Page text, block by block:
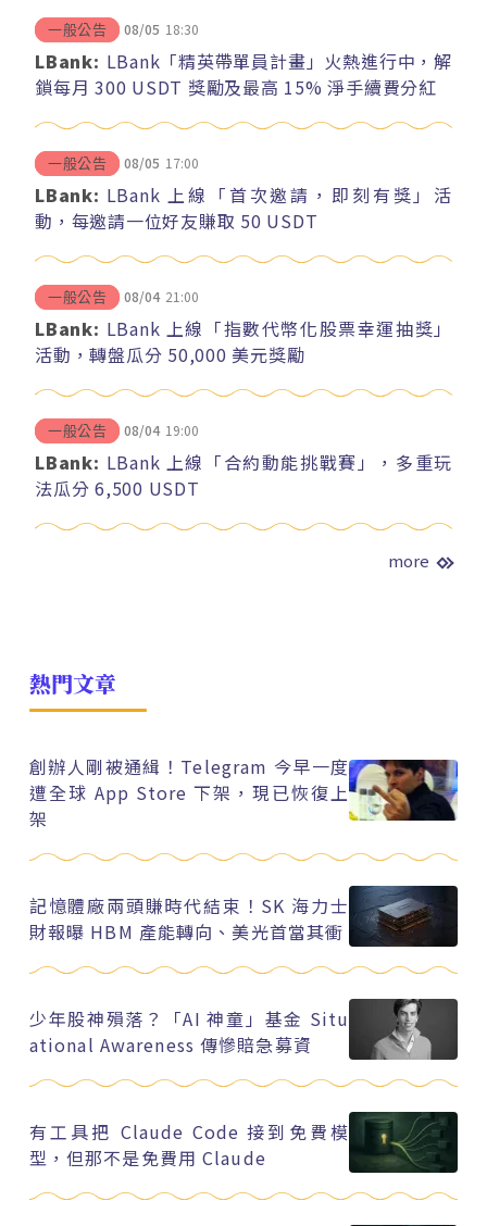
一般公告 08/05 18:30
LBank: LBank「精英帶單員計畫」火熱進行中，解
鎖每月 300 USDT 獎勵及最高 15% 淨手續費分紅
一般公告 08/05 17:00
LBank: LBank 上線「首次邀請，即刻有獎」活
動，每邀請一位好友賺取 50 USDT
一般公告 08/04 21:00
LBank: LBank 上線「指數代幣化股票幸運抽獎」
活動，轉盤瓜分 50,000 美元獎勵
一般公告 08/04 19:00
LBank: LBank 上線「合約動能挑戰賽」，多重玩
法瓜分 6,500 USDT
more
熱門文章
創辦人剛被通緝！Telegram 今早一度
遭全球 App Store 下架，現已恢復上
架
記憶體廠兩頭賺時代結束！SK 海力士
財報曝 HBM 產能轉向、美光首當其衝
少年股神殞落？「AI 神童」基金 Situ
ational Awareness 傳慘賠急募資
有工具把 Claude Code 接到免費模
型，但那不是免費用 Claude